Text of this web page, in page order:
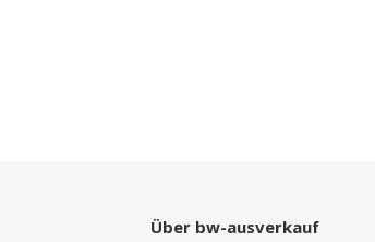
Über bw-ausverkauf